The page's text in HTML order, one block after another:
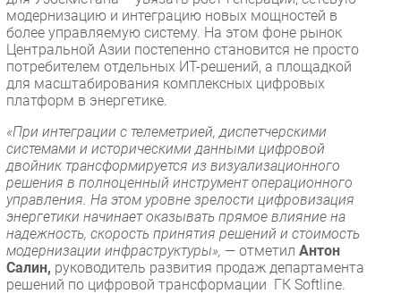
модернизацию и интеграцию новых мощностей в
более управляемую систему. На этом фоне рынок
Центральной Азии постепенно становится не просто
потребителем отдельных ИТ-решений, а площадкой
для масштабирования комплексных цифровых
платформ в энергетике.
«При интеграции с телеметрией, диспетчерскими
системами и историческими данными цифровой
двойник трансформируется из визуализационного
решения в полноценный инструмент операционного
управления. На этом уровне зрелости цифровизация
энергетики начинает оказывать прямое влияние на
надежность, скорость принятия решений и стоимость
модернизации инфраструктуры», — отметил Антон
Салин, руководитель развития продаж департамента
решений по цифровой трансформации ГК Softline.